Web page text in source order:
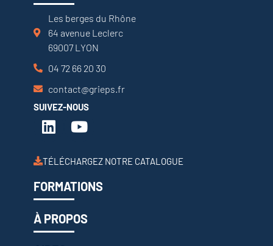
Les berges du Rhône
64 avenue Leclerc
69007 LYON
04 72 66 20 30
contact@grieps.fr
SUIVEZ-NOUS
TÉLÉCHARGEZ NOTRE CATALOGUE
FORMATIONS
À PROPOS